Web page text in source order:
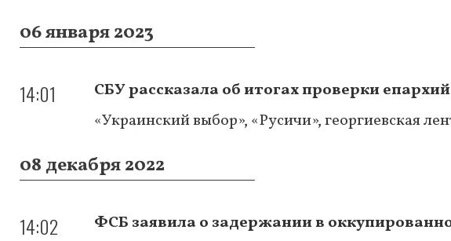
06 января 2023
14:01
СБУ рассказала об итогах проверки
«Украинский выбор», «Русичи», георгиевская
08 декабря 2022
14:02
ФСБ заявила о задержании в